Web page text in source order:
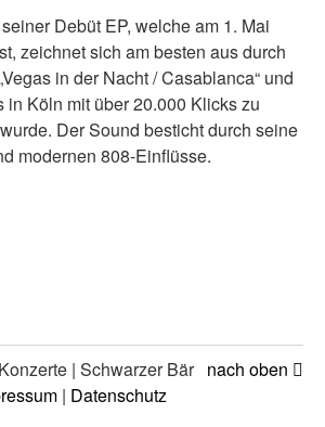
Debüt EP, welche am 1. Mai
zeichnet sich am besten aus durch
in der Nacht / Casablanca“ und
in Köln mit über 20.000 Klicks zu
Der Sound besticht durch seine
modernen 808-Einflüsse.
nach oben
| Schwarzer Bär
| Datenschutz